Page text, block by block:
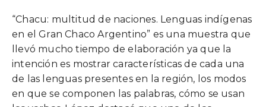
“Chacu: multitud de naciones. Lenguas indígenas
en el Gran Chaco Argentino” es una muestra que
llevó mucho tiempo de elaboración ya que la
intención es mostrar características de cada una
de las lenguas presentes en la región, los modos
en que se componen las palabras, cómo se usan